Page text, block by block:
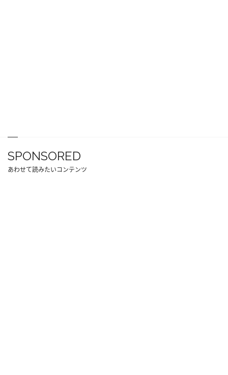
SPONSORED
あわせて読みたいコンテンツ